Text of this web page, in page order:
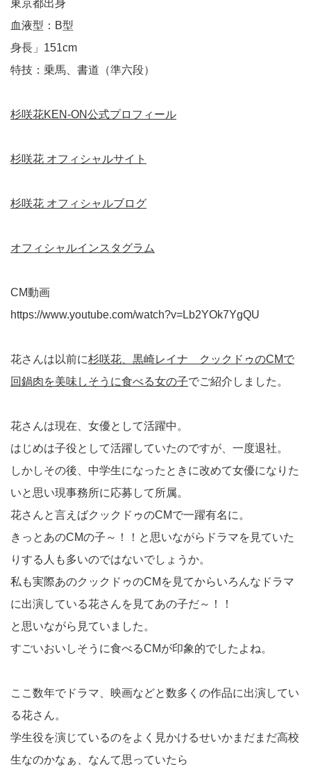
東京都出身
血液型：B型
身長」151cm
特技：乗馬、書道（準六段）
杉咲花KEN-ON公式プロフィール
杉咲花 オフィシャルサイト
杉咲花 オフィシャルブログ
オフィシャルインスタグラム
CM動画
https://www.youtube.com/watch?v=Lb2YOk7YgQU
花さんは以前に杉咲花、黒崎レイナ クックドゥのCMで
回鍋肉を美味しそうに食べる女の子でご紹介しました。
花さんは現在、女優として活躍中。
はじめは子役として活躍していたのですが、一度退社。
しかしその後、中学生になったときに改めて女優になりた
いと思い現事務所に応募して所属。
花さんと言えばクックドゥのCMで一躍有名に。
きっとあのCMの子～！！と思いながらドラマを見ていた
りする人も多いのではないでしょうか。
私も実際あのクックドゥのCMを見てからいろんなドラマ
に出演している花さんを見てあの子だ～！！
と思いながら見ていました。
すごいおいしそうに食べるCMが印象的でしたよね。
ここ数年でドラマ、映画などと数多くの作品に出演してい
る花さん。
学生役を演じているのをよく見かけるせいかまだまだ高校
生なのかなぁ、なんて思っていたら